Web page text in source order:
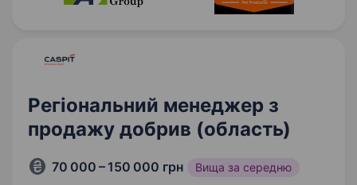
Регіональний менеджер з
продажу добрив (область)
70 000 – 150 000 грн Вища за середню